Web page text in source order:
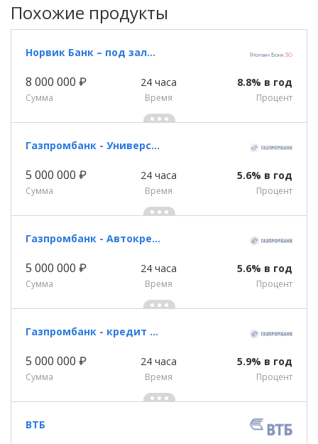
Похожие продукты
Норвик Банк – под залог недвижимости
8 000 000 ₽
Сумма
24 часа
Время
8.8% в год
Процент
Газпромбанк - Универсальный кредит
5 000 000 ₽
Сумма
24 часа
Время
5.6% в год
Процент
Газпромбанк - Автокредит
5 000 000 ₽
Сумма
24 часа
Время
5.6% в год
Процент
Газпромбанк - кредит наличными
5 000 000 ₽
Сумма
24 часа
Время
5.9% в год
Процент
ВТБ